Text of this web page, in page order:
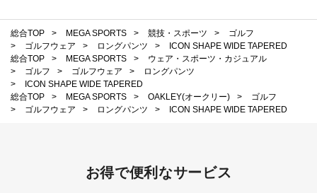
総合TOP > MEGA SPORTS > 競技・スポーツ >
ゴルフ
>
ゴルフウェア > ロングパンツ >
ICON SHAPE WIDE TAPERED
総合TOP
> MEGA SPORTS >
ウェア・スポーツ・カジュアル
>
ゴルフ > ゴルフウェア >
ロングパンツ
>
ICON SHAPE WIDE TAPERED
総合TOP
> MEGA SPORTS > OAKLEY(オークリー) >
ゴルフ
>
ゴルフウェア > ロングパンツ > ICON SHAPE WIDE TAPERED
お得で便利なサービス